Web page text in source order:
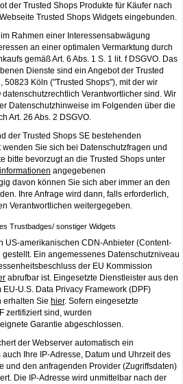
der Trusted Shops Produkte für Käufer nach
Trusted Shops Widgets eingebunden.
Rahmen einer Interessensabwägung
an einer optimalen Vermarktung durch
gemäß Art. 6 Abs. 1 S. 1 lit. f DSGVO. Das
Dienste sind ein Angebot der Trusted
50823 Köln ("Trusted Shops"), mit der wir
Verantwortlicher sind. Wir
Datenschutzhinweise im Folgenden über die
Art. 26 Abs. 2 DSGVO.
der Trusted Shops SE bestehenden
Sie sich bei Datenschutzfragen und
bitte bevorzugt an die Trusted Shops unter
angegebenen
davon können Sie sich aber immer an den
Ihre Anfrage wird dann, falls erforderlich,
Verantwortlichen weitergegeben.
Trustbadges/ sonstiger Widgets
US-amerikanischen CDN-Anbieter (Content-
Ein angemessenes Datenschutzniveau
der EU Kommission
abrufbar ist. Eingesetzte Dienstleister aus den
U.S. Data Privacy Framework (DPF)
erhalten Sie hier. Sofern eingesetzte
zertifiziert sind, wurden
Garantie abgeschlossen.
der Webserver automatisch ein
Ihre IP-Adresse, Datum und Uhrzeit des
und den anfragenden Provider (Zugriffsdaten)
Die IP-Adresse wird unmittelbar nach der